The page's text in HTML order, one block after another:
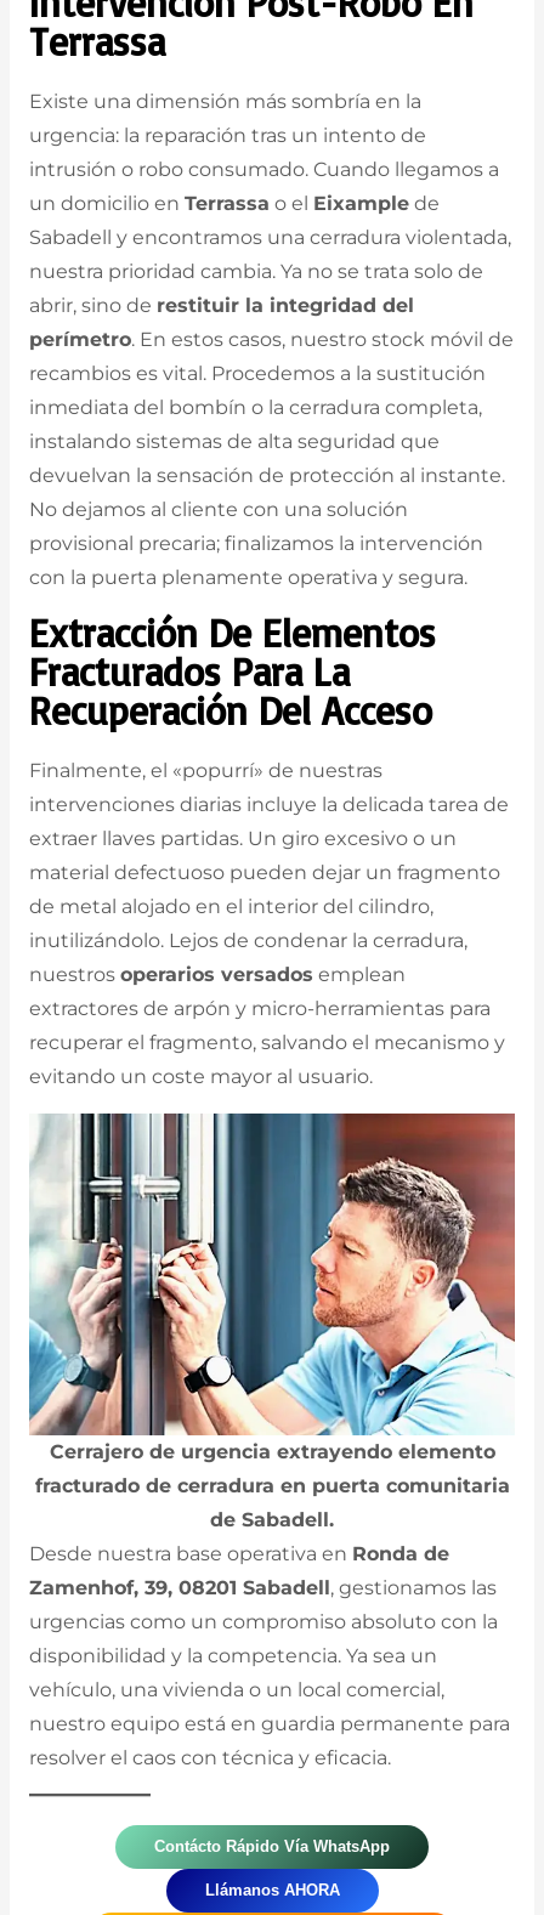
Terrassa
Existe una dimensión más sombría en la
urgencia: la reparación tras un intento de
intrusión o robo consumado. Cuando llegamos a
un domicilio en Terrassa o el Eixamplede
Sabadell y encontramos una cerradura violentada,
nuestra prioridad cambia. Ya no se trata solo de
abrir, sino de restituir la integridad del
perímetro. En estos casos, nuestro stock móvil de
recambios es vital. Procedemos a la sustitución
inmediata del bombín o la cerradura completa,
instalando sistemas de alta seguridad que
devuelvan la sensación de protección al instante.
No dejamos al cliente con una solución
provisional precaria; finalizamos la intervención
con la puerta plenamente operativa y segura.
Extracción De Elementos
Fracturados Para La
Recuperación Del Acceso
Finalmente, el «popurrí» de nuestras
intervenciones diarias incluye la delicada tarea de
extraer llaves partidas. Un giro excesivo o un
material defectuoso pueden dejar un fragmento
de metal alojado en el interior del cilindro,
inutilizándolo. Lejos de condenar la cerradura,
nuestros operarios versados emplean
extractores de arpón y micro-herramientas para
recuperar el fragmento, salvando el mecanismo y
evitando un coste mayor al usuario.
Cerrajero de urgencia extrayendo elemento
fracturado de cerradura en puerta comunitaria
de Sabadell.
Desde nuestra base operativa en Ronda de
Zamenhof, 39, 08201 Sabadell, gestionamos las
urgencias como un compromiso absoluto con la
disponibilidad y la competencia. Ya sea un
vehículo, una vivienda o un local comercial,
nuestro equipo está en guardia permanente para
resolver el caos con técnica y eficacia.
Contácto Rápido Vía WhatsApp
Llámanos AHORA